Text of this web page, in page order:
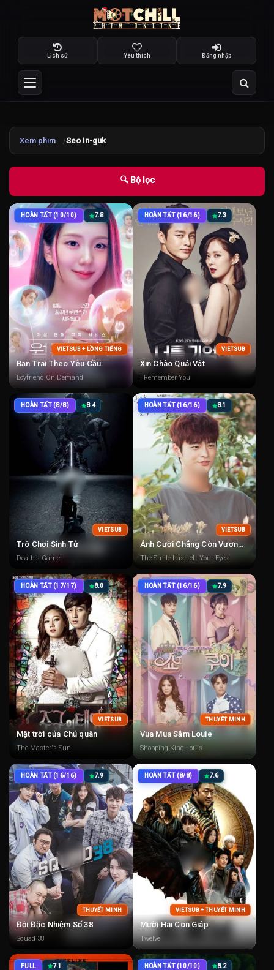
Lịch sử Yêu thích Đăng nhập
Xem phim Seo In-guk
🔍 Bộ lọc
HOÀN TẤT (10/10) 7.8
VIETSUB + LỒNG TIẾNG
Bạn Trai Theo Yêu Cầu
Boyfriend On Demand
HOÀN TẤT (16/16) 7.3
VIETSUB
Xin Chào Quái Vật
I Remember You
HOÀN TẤT (8/8) 8.4
VIETSUB
Trò Chơi Sinh Tử
Death's Game
HOÀN TẤT (16/16) 8.1
VIETSUB
Ánh Cười Chẳng Còn Vương Mắt Em
The Smile has Left Your Eyes
HOÀN TẤT (17/17) 8.0
VIETSUB
Mặt trời của Chủ quân
The Master's Sun
HOÀN TẤT (16/16) 7.9
THUYẾT MINH
Vua Mua Sắm Louie
Shopping King Louis
HOÀN TẤT (16/16) 7.9
THUYẾT MINH
Đội Đặc Nhiệm Số 38
Squad 38
HOÀN TẤT (8/8) 7.6
VIETSUB + THUYẾT MINH
Mười Hai Con Giáp
Twelve
FULL 7.1 HOÀN TẤT (10/10) 8.2